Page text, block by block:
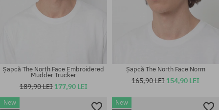
Șapcă The North Face Embroidered
Mudder Trucker
189,90 LEI 177,90 LEI
Șapcă The North Face Norm
165,90 LEI 154,90 LEI
New
New